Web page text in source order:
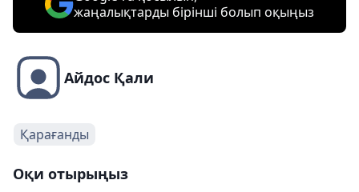
жаңалықтарды бірінші болып оқыңыз
Айдос Қали
Қарағанды
Оқи отырыңыз